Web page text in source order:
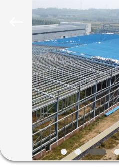
HAUS
PRODUKTE
VIDEOS
VR